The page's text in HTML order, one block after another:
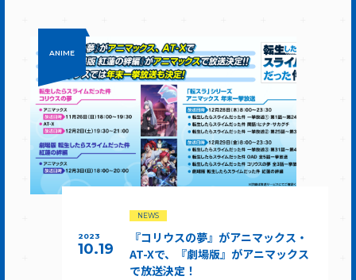
ANIME
2023
10.19
NEWS
『コリウスの夢』がアニマックス・
AT-Xで、『劇場版』がアニマックス
で放送決定！